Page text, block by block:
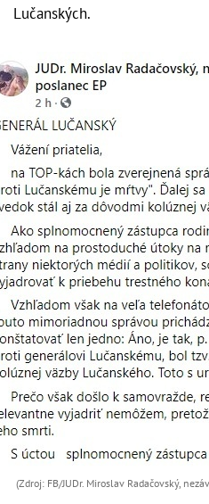
Lučanských.
(Zdroj: FB/JUDr. Miroslav Radačovský,